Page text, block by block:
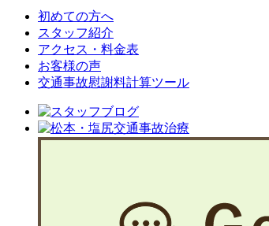
初めての方へ
スタッフ紹介
アクセス・料金表
お客様の声
交通事故慰謝料計算ツール